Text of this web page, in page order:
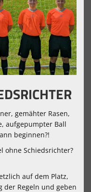
gemähter Rasen,
aufgepumpter Ball
beginnen?!
ohne Schiedsrichter?
auf dem Platz,
der Regeln und geben